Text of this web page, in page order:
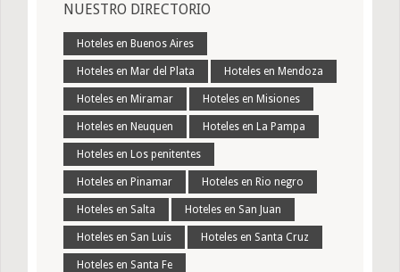
NUESTRO DIRECTORIO
Hoteles en Buenos Aires
Hoteles en Mar del Plata Hoteles en Mendoza
Hoteles en Miramar Hoteles en Misiones
Hoteles en Neuquen Hoteles en La Pampa
Hoteles en Los penitentes
Hoteles en Pinamar Hoteles en Rio negro
Hoteles en Salta Hoteles en San Juan
Hoteles en San Luis Hoteles en Santa Cruz
Hoteles en Santa Fe